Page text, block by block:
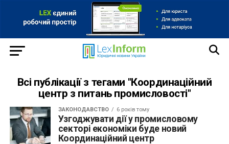
Всі публікації з тегами "Координаційний
центр з питань промисловості"
ЗАКОНОДАВСТВО 6 років тому
Узгоджувати дії у промисловому
секторі економіки буде новий
Координаційний центр